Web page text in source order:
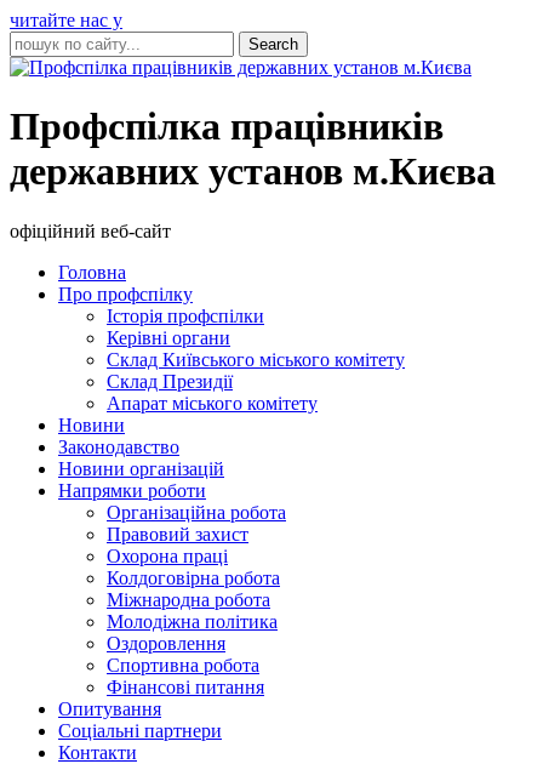
читайте нас у
Профспілка працівників
державних установ м.Києва
офіційний веб-сайт
Головна
Про профспілку
Історія профспілки
Керівні органи
Склад Київського міського комітету
Склад Президії
Апарат міського комітету
Новини
Законодавство
Новини організацій
Напрямки роботи
Організаційна робота
Правовий захист
Охорона праці
Колдоговірна робота
Міжнародна робота
Молодіжна політика
Оздоровлення
Спортивна робота
Фінансові питання
Опитування
Соціальні партнери
Контакти